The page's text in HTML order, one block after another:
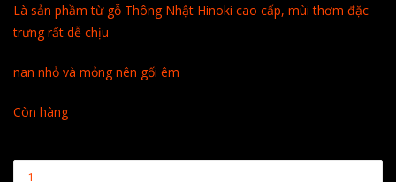
Là sản phầm từ gỗ Thông Nhật Hinoki cao cấp, mùi thơm đặc
trưng rất dễ chịu
nan nhỏ và mỏng nên gối êm
Còn hàng